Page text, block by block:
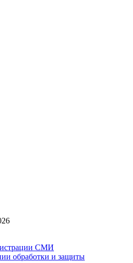
СМИ
обработки и защиты